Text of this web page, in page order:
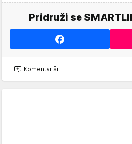
Pridruži se
Komentariši